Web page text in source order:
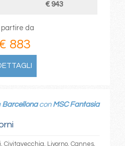
€ 943
partire da
883
Barcellonacon MSC Fantasia
Civitavecchia, Livorno, Cannes,